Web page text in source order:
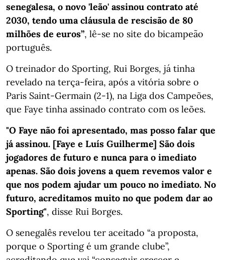
senegalesa, o novo 'leão' assinou contrato até
2030, tendo uma cláusula de rescisão de 80
milhões de euros”, lê-se no site do bicampeão
português.
O treinador do Sporting, Rui Borges, já tinha
revelado na terça-feira, após a vitória sobre o
Paris Saint-Germain (2-1), na Liga dos Campeões,
que Faye tinha assinado contrato com os leões.
"O Faye não foi apresentado, mas posso falar que
já assinou. [Faye e Luís Guilherme] São dois
jogadores de futuro e nunca para o imediato
apenas. São dois jovens a quem revemos valor e
que nos podem ajudar um pouco no imediato. No
futuro, acreditamos muito no que podem dar ao
Sporting", disse Rui Borges.
O senegalês revelou ter aceitado “a proposta,
porque o Sporting é um grande clube”,